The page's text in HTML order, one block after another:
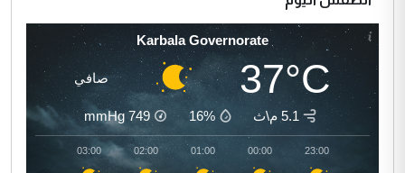
Karbala Governorate
37°C صافي
5.1 م\ث 16%
749
mmHg
23:00
00:00
01:00
02:00
03:00